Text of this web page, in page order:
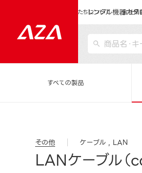
レンタル機器カタ
私たちについて 会社情
すべての製品
その他 ケーブル LAN
LANケーブル